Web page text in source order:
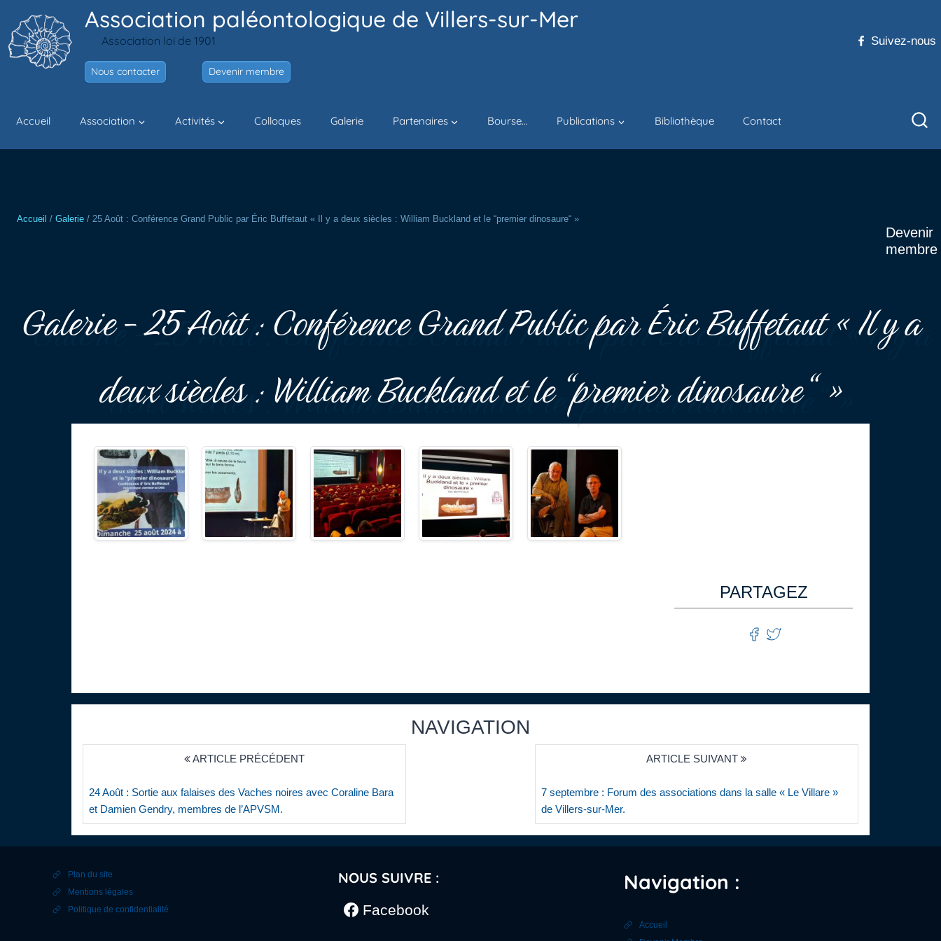
contenu
Association paléontologique de Villers-sur-Mer
Association loi de 1901
Nous contacter Devenir membre
Suivez-nous
Accueil Association Activités Colloques Galerie Partenaires Bourse… Publications Bibliothèque Contact
Devenir
membre
Accueil / Galerie / 25 Août : Conférence Grand Public par Éric Buffetaut « Il y a deux siècles : William Buckland et le “premier dinosaure“ »
Galerie - 25 Août : Conférence Grand Public par Éric Buffetaut « Il y a
deux siècles : William Buckland et le “premier dinosaure“ »
PARTAGEZ
NAVIGATION
ARTICLE PRÉCÉDENT
24 Août : Sortie aux falaises des Vaches noires avec Coraline Bara
et Damien Gendry, membres de l’APVSM.
ARTICLE SUIVANT
7 septembre : Forum des associations dans la salle « Le Villare »
de Villers-sur-Mer.
Plan du site
Mentions légales
Politique de confidentialité
NOUS SUIVRE :
Facebook
Navigation :
Accueil